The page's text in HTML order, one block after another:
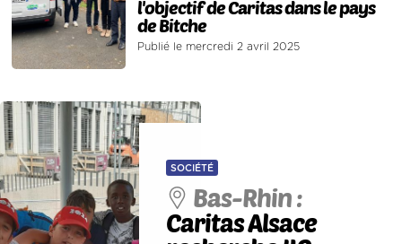
l'objectif de Caritas dans le pays
de Bitche
Publié le mercredi 2 avril 2025
SOCIÉTÉ
Bas-Rhin :
Caritas Alsace